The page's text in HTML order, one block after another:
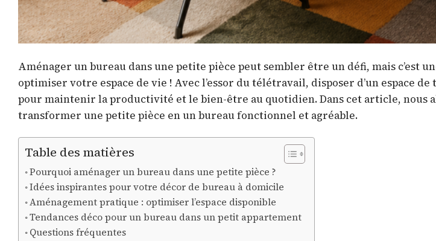
Aménager un bureau dans une petite pièce peut sembler être un défi, mais c’est
optimiser votre espace de vie ! Avec l’essor du télétravail, disposer d’un espace
pour maintenir la productivité et le bien-être au quotidien. Dans cet article, nous
transformer une petite pièce en un bureau fonctionnel et agréable.
Table des matières
Pourquoi aménager un bureau dans une petite pièce ?
Idées inspirantes pour votre décor de bureau à domicile
Aménagement pratique : optimiser l’espace disponible
Tendances déco pour un bureau dans un petit appartement
Questions fréquentes